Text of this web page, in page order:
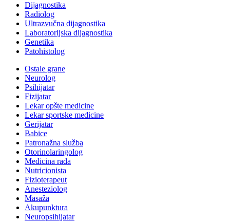
Dijagnostika
Radiolog
Ultrazvučna dijagnostika
Laboratorijska dijagnostika
Genetika
Patohistolog
Ostale grane
Neurolog
Psihijatar
Fizijatar
Lekar opšte medicine
Lekar sportske medicine
Gerijatar
Babice
Patronažna služba
Otorinolaringolog
Medicina rada
Nutricionista
Fizioterapeut
Anesteziolog
Masaža
Akupunktura
Neuropsihijatar